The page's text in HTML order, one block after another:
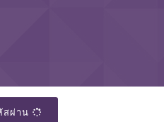
สผ่าน